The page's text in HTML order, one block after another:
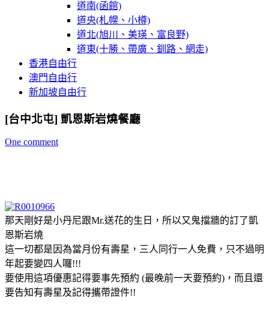
道南(函館)
道央(札幌、小樽)
道北(旭川、美瑛、富良野)
道東(十勝、帶廣、釧路、網走)
香港自由行
澳門自由行
新加坡自由行
[台中北屯] 凱恩斯岩燒餐廳
One comment
那天剛好是小丹尼跟Mr.送花的生日，所以又鬼擋牆的訂了凱
恩斯岩燒
這一切都是因為當月份有壽星，三人同行一人免費，只不過明
年起要變四人囉!!!
要使用這項優惠記得要事先預約 (最晚前一天要預約)，而且還
要告知有壽星及記得攜帶證件!!